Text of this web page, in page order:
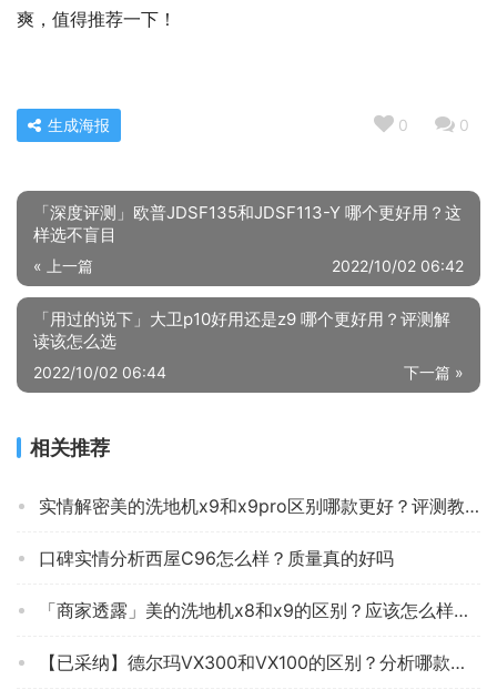
爽，值得推荐一下！
0 0
生成海报
「深度评测」欧普JDSF135和JDSF113-Y 哪个更好用？这
样选不盲目
« 上一篇 2022/10/02 06:42
「用过的说下」大卫p10好用还是z9 哪个更好用？评测解
读该怎么选
下一篇 »
2022/10/02 06:44
相关推荐
实情解密美的洗地机x9和x9pro区别哪款更好？评测教你怎么选
口碑实情分析西屋C96怎么样？质量真的好吗
「商家透露」美的洗地机x8和x9的区别？应该怎么样选择
【已采纳】德尔玛VX300和VX100的区别？分析哪款更适合你